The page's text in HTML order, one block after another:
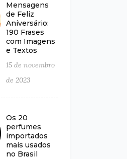
Mensagens
de Feliz
Aniversário:
190 Frases
com Imagens
e Textos
15 de novembro
de 2023
Os 20
perfumes
importados
mais usados
no Brasil